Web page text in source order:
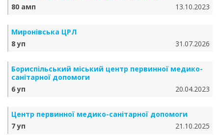
80 амп
13.10.2023
Миронівська ЦРЛ
8 уп
31.07.2026
Бориспільський міський центр первинної медико-
санітарної допомоги
6 уп
20.04.2023
Центр первинної медико-санітарної допомоги
7 уп
21.10.2025